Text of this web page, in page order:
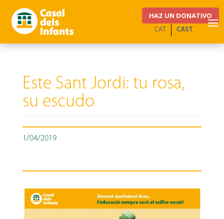
HAZ UN DONATIVO
CAST
CAT
Este Sant Jordi: tu rosa,
su escudo
1/04/2019